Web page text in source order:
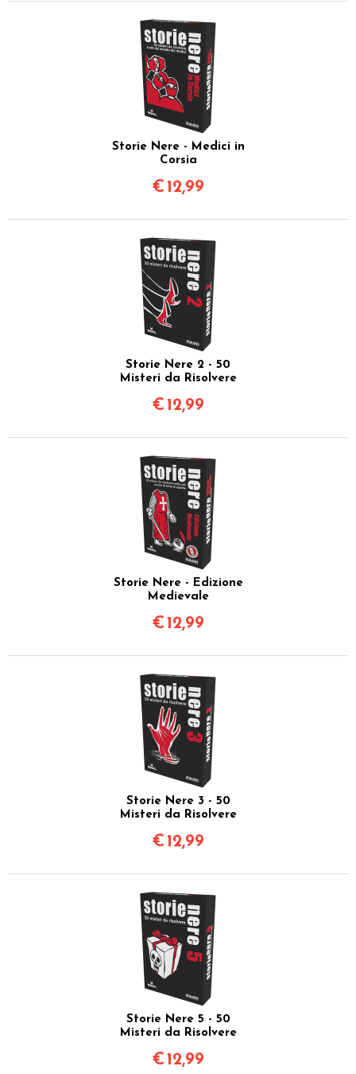
Storie Nere - Medici in
Corsia
€ 12,99
Storie Nere 2 - 50
Misteri da Risolvere
€ 12,99
Storie Nere - Edizione
Medievale
€ 12,99
Storie Nere 3 - 50
Misteri da Risolvere
€ 12,99
Storie Nere 5 - 50
Misteri da Risolvere
€ 12,99